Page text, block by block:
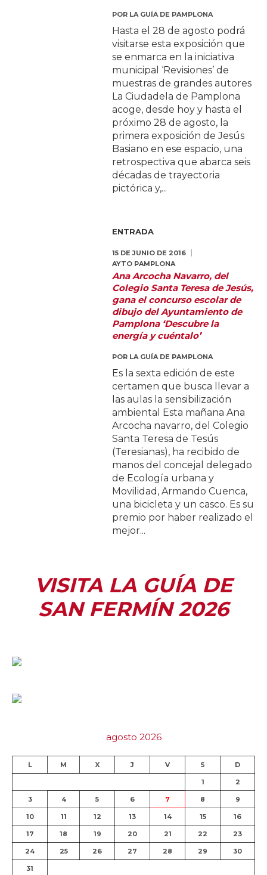
POR LA GUÍA DE PAMPLONA
Hasta el 28 de agosto podrá
visitarse esta exposición que
se enmarca en la iniciativa
municipal ‘Revisiones’ de
muestras de grandes autores
La Ciudadela de Pamplona
acoge, desde hoy y hasta el
próximo 28 de agosto, la
primera exposición de Jesús
Basiano en ese espacio, una
retrospectiva que abarca seis
décadas de trayectoria
pictórica y,...
ENTRADA
15 DE JUNIO DE 2016
AYTO PAMPLONA
Ana Arcocha Navarro, del
Colegio Santa Teresa de Jesús,
gana el concurso escolar de
dibujo del Ayuntamiento de
Pamplona ‘Descubre la
energía y cuéntalo’
POR LA GUÍA DE PAMPLONA
Es la sexta edición de este
certamen que busca llevar a
las aulas la sensibilización
ambiental Esta mañana Ana
Arcocha navarro, del Colegio
Santa Teresa de Tesús
(Teresianas), ha recibido de
manos del concejal delegado
de Ecología urbana y
Movilidad, Armando Cuenca,
una bicicleta y un casco. Es su
premio por haber realizado el
mejor...
VISITA LA GUÍA DE
SAN FERMÍN 2026
agosto 2026
L M X J V S D
1 2
3 4 5 6 7 8 9
10 11 12 13 14 15 16
17 18 19 20 21 22 23
24 25 26 27 28 29 30
31